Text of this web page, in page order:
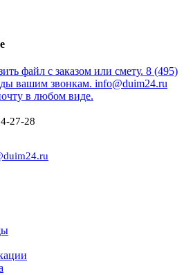
файл с заказом или смету. 8 (495)
вашим звонкам. info@duim24.ru
в любом виде.
27-28